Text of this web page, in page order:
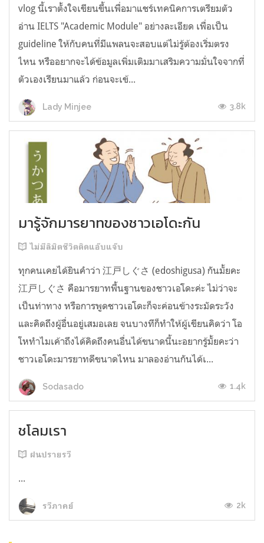
vlog นี้เราตั้งใจเขียนขึ้นเพื่อมาแชร์เทคนิคการเตรียมตัว
อ่าน IELTS "Academic Module" อย่างละเอียด เพื่อเป็น
guideline ให้กับคนที่มีแพลนจะสอบแต่ไม่รู้ต้องเริ่มตรง
ไหน หรืออยากจะได้ข้อมูลเพิ่มเติมมาเสริมความมั่นใจจากที่
ตัวเองเรียนมาแล้ว ก่อนจะเข้...
Lady Minjee 3.8k
มารู้จักมารยาทของชาวเอโดะกัน
ไม่มีลิมิตชีวิตติดแอ๊บแจ๊บ
ทุกคนเคยได้ยินคำว่า 江戸しぐさ (edoshigusa) กันมั้ยคะ
江戸しぐさ คือมารยาทพื้นฐานของชาวเอโดะค่ะ ไม่ว่าจะ
เป็นท่าทาง หรือการพูดชาวเอโดะก็จะค่อนข้างระมัดระวัง
และคิดถึงผู้อื่นอยู่เสมอเลย จนบางทีก็ทำให้ผู้เขียนคิดว่า โอ
โหทำไมเค้าถึงได้คิดถึงคนอื่นได้ขนาดนี้นะอยากรู้มั้ยคะว่า
ชาวเอโดะมารยาทดีขนาดไหน มาลองอ่านกันได้เ...
Sodasado 1.4k
ชโลมเรา
ฝนปรายรวี
...
รวีภาคย์ 2k